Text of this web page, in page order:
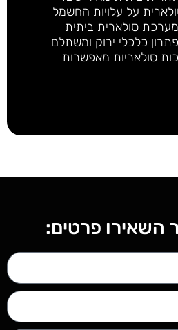
על עלויות החשמל
סולארית ביתית
כלכלי ירוק ומשתלם
סולאריות מאפשרות
השאירו פרטים: